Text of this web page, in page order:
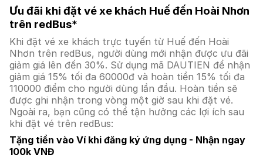
Ưu đãi khi đặt vé xe khách Huế đến Hoài Nhơn
trên redBus*
Khi đặt vé xe khách trực tuyến từ Huế đến Hoài
Nhơn trên redBus, người dùng mới nhận được ưu đãi
giảm giá lên đến 30%. Sử dụng mã DAUTIEN để nhận
giảm giá 15% tối đa 60000đ và hoàn tiền 15% tối đa
110000 điểm cho người dùng lần đầu. Hoàn tiền sẽ
được ghi nhận trong vòng một giờ sau khi đặt vé.
Ngoài ra, bạn cũng có thể tận hưởng các lợi ích sau
khi đặt vé trên redBus:
Tặng tiền vào Ví khi đăng ký ứng dụng - Nhận ngay
100k VNĐ